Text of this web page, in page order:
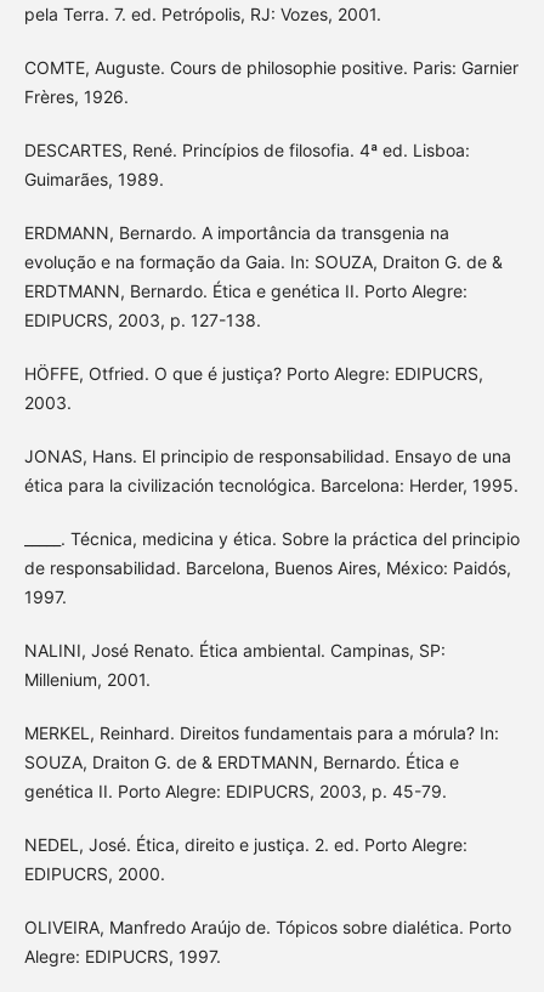
pela Terra. 7. ed. Petrópolis, RJ: Vozes, 2001.
COMTE, Auguste. Cours de philosophie positive. Paris: Garnier
Frères, 1926.
DESCARTES, René. Princípios de filosofia. 4ª ed. Lisboa:
Guimarães, 1989.
ERDMANN, Bernardo. A importância da transgenia na
evolução e na formação da Gaia. In: SOUZA, Draiton G. de &
ERDTMANN, Bernardo. Ética e genética II. Porto Alegre:
EDIPUCRS, 2003, p. 127-138.
HÖFFE, Otfried. O que é justiça? Porto Alegre: EDIPUCRS,
2003.
JONAS, Hans. El principio de responsabilidad. Ensayo de una
ética para la civilización tecnológica. Barcelona: Herder, 1995.
_____. Técnica, medicina y ética. Sobre la práctica del principio
de responsabilidad. Barcelona, Buenos Aires, México: Paidós,
1997.
NALINI, José Renato. Ética ambiental. Campinas, SP:
Millenium, 2001.
MERKEL, Reinhard. Direitos fundamentais para a mórula? In:
SOUZA, Draiton G. de & ERDTMANN, Bernardo. Ética e
genética II. Porto Alegre: EDIPUCRS, 2003, p. 45-79.
NEDEL, José. Ética, direito e justiça. 2. ed. Porto Alegre:
EDIPUCRS, 2000.
OLIVEIRA, Manfredo Araújo de. Tópicos sobre dialética. Porto
Alegre: EDIPUCRS, 1997.